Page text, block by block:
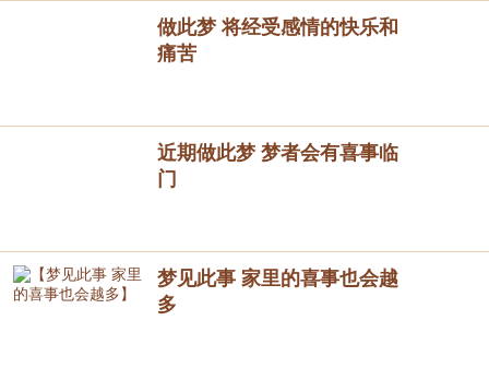
做此梦 将经受感情的快乐和
痛苦
近期做此梦 梦者会有喜事临
门
梦见此事 家里的喜事也会越
多